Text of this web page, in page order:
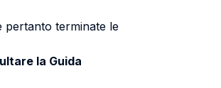
pertanto terminate le
la Guida